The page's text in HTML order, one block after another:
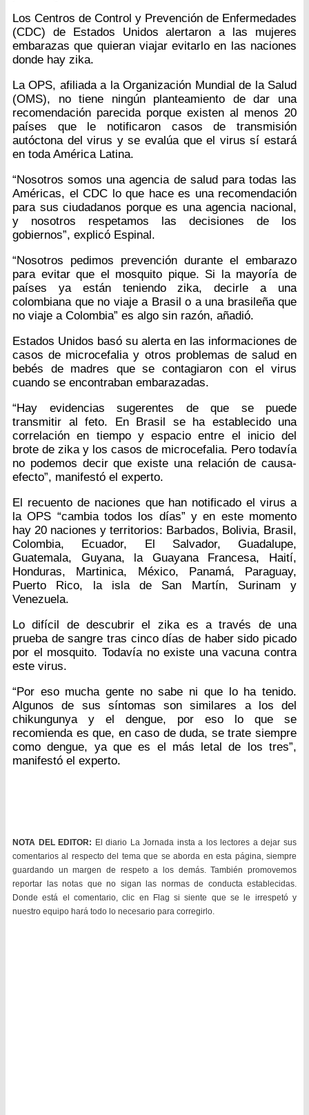
Los Centros de Control y Prevención de Enfermedades
(CDC) de Estados Unidos alertaron a las mujeres
embarazas que quieran viajar evitarlo en las naciones
donde hay zika.
La OPS, afiliada a la Organización Mundial de la Salud
(OMS), no tiene ningún planteamiento de dar una
recomendación parecida porque existen al menos 20
países que le notificaron casos de transmisión
autóctona del virus y se evalúa que el virus sí estará
en toda América Latina.
“Nosotros somos una agencia de salud para todas las
Américas, el CDC lo que hace es una recomendación
para sus ciudadanos porque es una agencia nacional,
y nosotros respetamos las decisiones de los
gobiernos”, explicó Espinal.
“Nosotros pedimos prevención durante el embarazo
para evitar que el mosquito pique. Si la mayoría de
países ya están teniendo zika, decirle a una
colombiana que no viaje a Brasil o a una brasileña que
no viaje a Colombia” es algo sin razón, añadió.
Estados Unidos basó su alerta en las informaciones de
casos de microcefalia y otros problemas de salud en
bebés de madres que se contagiaron con el virus
cuando se encontraban embarazadas.
“Hay evidencias sugerentes de que se puede
transmitir al feto. En Brasil se ha establecido una
correlación en tiempo y espacio entre el inicio del
brote de zika y los casos de microcefalia. Pero todavía
no podemos decir que existe una relación de causa-
efecto”, manifestó el experto.
El recuento de naciones que han notificado el virus a
la OPS “cambia todos los días” y en este momento
hay 20 naciones y territorios: Barbados, Bolivia, Brasil,
Colombia, Ecuador, El Salvador, Guadalupe,
Guatemala, Guyana, la Guayana Francesa, Haití,
Honduras, Martinica, México, Panamá, Paraguay,
Puerto Rico, la isla de San Martín, Surinam y
Venezuela.
Lo difícil de descubrir el zika es a través de una
prueba de sangre tras cinco días de haber sido picado
por el mosquito. Todavía no existe una vacuna contra
este virus.
“Por eso mucha gente no sabe ni que lo ha tenido.
Algunos de sus síntomas son similares a los del
chikungunya y el dengue, por eso lo que se
recomienda es que, en caso de duda, se trate siempre
como dengue, ya que es el más letal de los tres”,
manifestó el experto.
NOTA DEL EDITOR: El diario La Jornada insta a los lectores a dejar sus
comentarios al respecto del tema que se aborda en esta página, siempre
guardando un margen de respeto a los demás. También promovemos
reportar las notas que no sigan las normas de conducta establecidas.
Donde está el comentario, clic en Flag si siente que se le irrespetó y
nuestro equipo hará todo lo necesario para corregirlo.